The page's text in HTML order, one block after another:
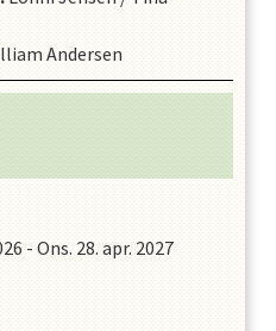
Andersen
- Ons. 28. apr. 2027